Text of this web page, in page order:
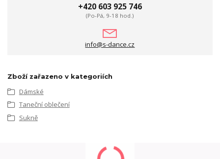
+420 603 925 746
(Po-Pá, 9-18 hod.)
info@s-dance.cz
Zboží zařazeno v kategoriích
Dámské
Taneční oblečení
Sukně